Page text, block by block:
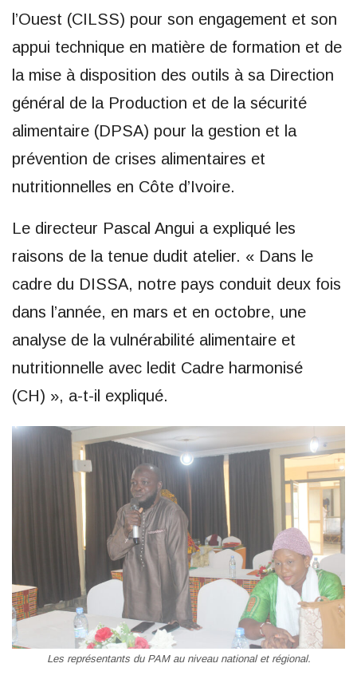
l’Ouest (CILSS) pour son engagement et son
appui technique en matière de formation et de
la mise à disposition des outils à sa Direction
général de la Production et de la sécurité
alimentaire (DPSA) pour la gestion et la
prévention de crises alimentaires et
nutritionnelles en Côte d’Ivoire.
Le directeur Pascal Angui a expliqué les
raisons de la tenue dudit atelier. « Dans le
cadre du DISSA, notre pays conduit deux fois
dans l’année, en mars et en octobre, une
analyse de la vulnérabilité alimentaire et
nutritionnelle avec ledit Cadre harmonisé
(CH) », a-t-il expliqué.
Les représentants du PAM au niveau national et régional.